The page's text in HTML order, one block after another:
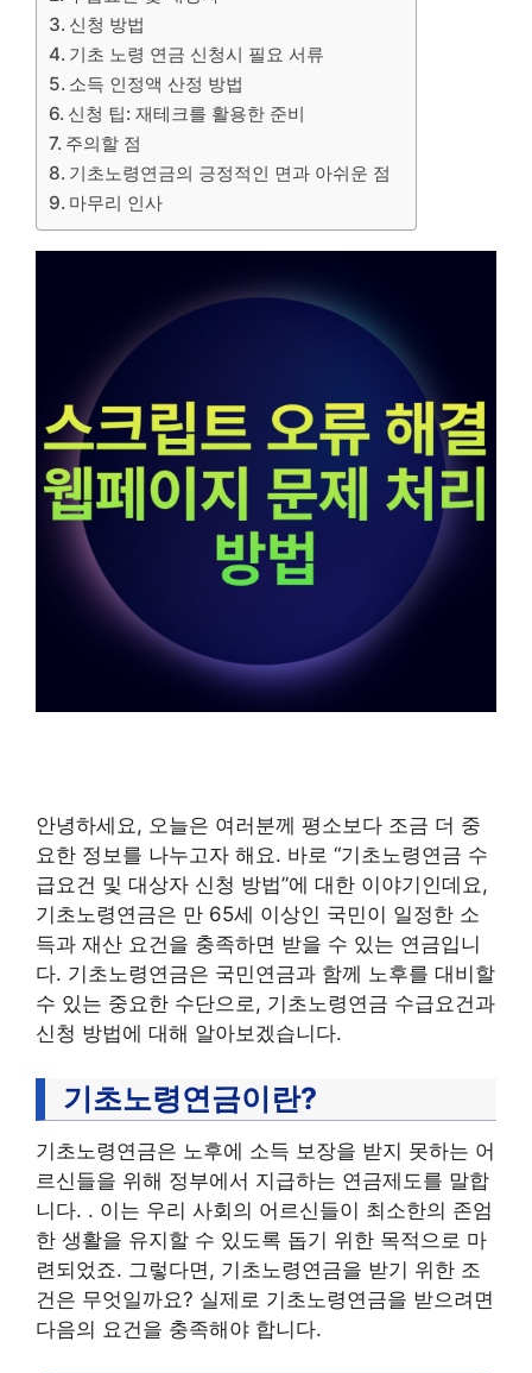
신청 방법
기초 노령 연금 신청시 필요 서류
소득 인정액 산정 방법
신청 팁: 재테크를 활용한 준비
주의할 점
기초노령연금의 긍정적인 면과 아쉬운 점
마무리 인사
안녕하세요, 오늘은 여러분께 평소보다 조금 더 중
요한 정보를 나누고자 해요. 바로 “기초노령연금 수
급요건 및 대상자 신청 방법”에 대한 이야기인데요,
기초노령연금은 만 65세 이상인 국민이 일정한 소
득과 재산 요건을 충족하면 받을 수 있는 연금입니
다. 기초노령연금은 국민연금과 함께 노후를 대비할
수 있는 중요한 수단으로, 기초노령연금 수급요건과
신청 방법에 대해 알아보겠습니다.
기초노령연금이란?
기초노령연금은 노후에 소득 보장을 받지 못하는 어
르신들을 위해 정부에서 지급하는 연금제도를 말합
니다. . 이는 우리 사회의 어르신들이 최소한의 존엄
한 생활을 유지할 수 있도록 돕기 위한 목적으로 마
련되었죠. 그렇다면, 기초노령연금을 받기 위한 조
건은 무엇일까요? 실제로 기초노령연금을 받으려면
다음의 요건을 충족해야 합니다.